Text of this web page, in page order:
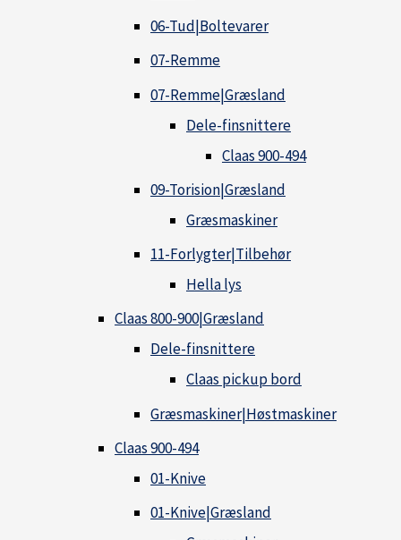
06-Tud|Boltevarer
07-Remme
07-Remme|Græsland
Dele-finsnittere
Claas 900-494
09-Torision|Græsland
Græsmaskiner
11-Forlygter|Tilbehør
Hella lys
Claas 800-900|Græsland
Dele-finsnittere
Claas pickup bord
Græsmaskiner|Høstmaskiner
Claas 900-494
01-Knive
01-Knive|Græsland